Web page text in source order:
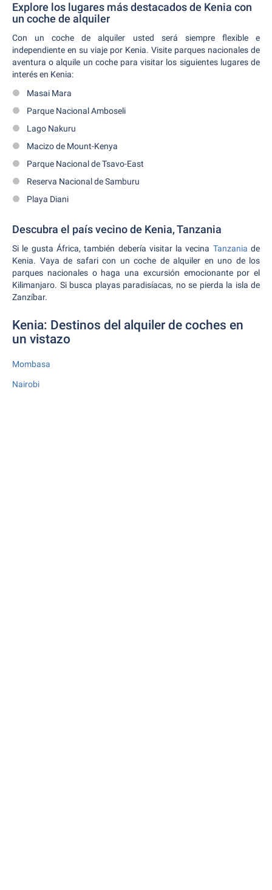
Explore los lugares más destacados de Kenia con
un coche de alquiler
Con un coche de alquiler usted será siempre flexible e
independiente en su viaje por Kenia. Visite parques nacionales de
aventura o alquile un coche para visitar los siguientes lugares de
interés en Kenia:
Masai Mara
Parque Nacional Amboseli
Lago Nakuru
Macizo de Mount-Kenya
Parque Nacional de Tsavo-East
Reserva Nacional de Samburu
Playa Diani
Descubra el país vecino de Kenia, Tanzania
Si le gusta África, también debería visitar la vecina Tanzania de
Kenia. Vaya de safari con un coche de alquiler en uno de los
parques nacionales o haga una excursión emocionante por el
Kilimanjaro. Si busca playas paradisíacas, no se pierda la isla de
Zanzíbar.
Kenia: Destinos del alquiler de coches en
un vistazo
Mombasa
Nairobi